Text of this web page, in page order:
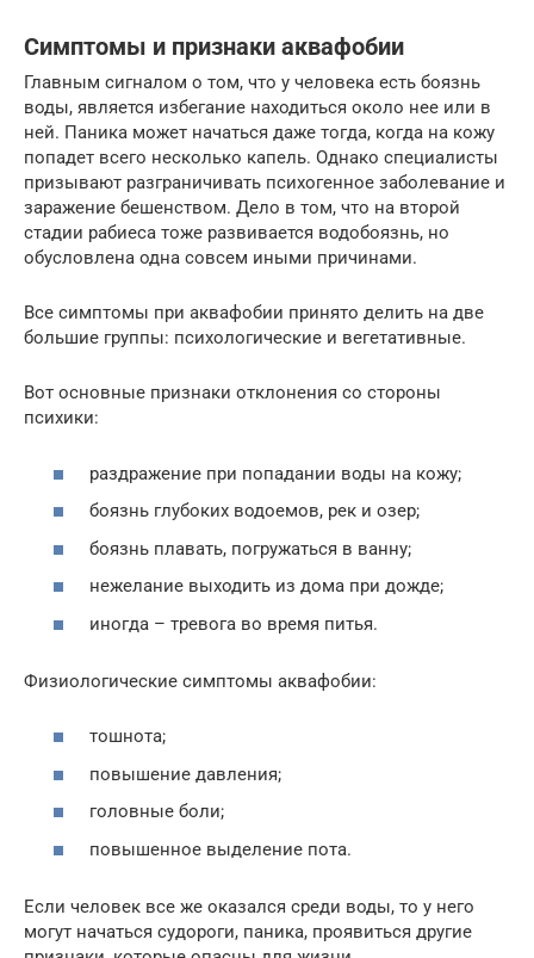
Симптомы и признаки аквафобии
Главным сигналом о том, что у человека есть боязнь
воды, является избегание находиться около нее или в
ней. Паника может начаться даже тогда, когда на кожу
попадет всего несколько капель. Однако специалисты
призывают разграничивать психогенное заболевание и
заражение бешенством. Дело в том, что на второй
стадии рабиеса тоже развивается водобоязнь, но
обусловлена одна совсем иными причинами.
Все симптомы при аквафобии принято делить на две
большие группы: психологические и вегетативные.
Вот основные признаки отклонения со стороны
психики:
раздражение при попадании воды на кожу;
боязнь глубоких водоемов, рек и озер;
боязнь плавать, погружаться в ванну;
нежелание выходить из дома при дожде;
иногда – тревога во время питья.
Физиологические симптомы аквафобии:
тошнота;
повышение давления;
головные боли;
повышенное выделение пота.
Если человек все же оказался среди воды, то у него
могут начаться судороги, паника, проявиться другие